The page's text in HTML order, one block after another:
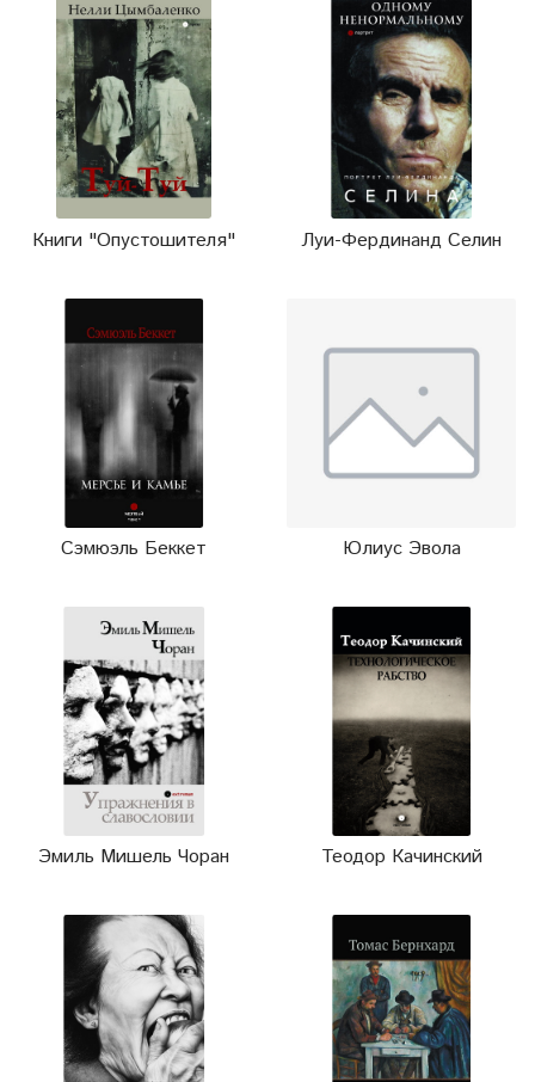
Книги "Опустошителя" Луи-Фердинанд Селин
Сэмюэль Беккет Юлиус Эвола
Эмиль Мишель Чоран Теодор Качинский